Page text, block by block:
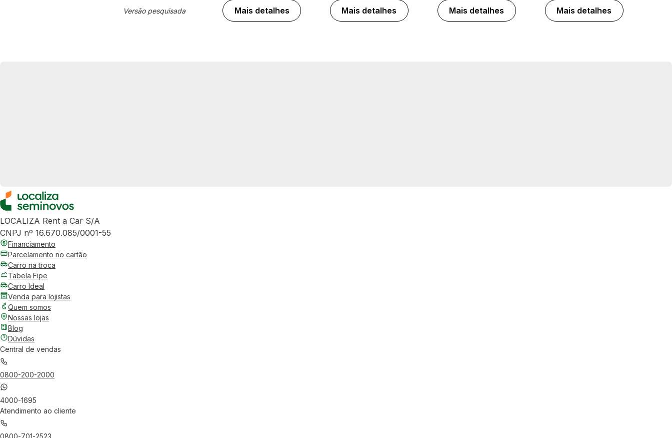
Versão pesquisada Mais detalhes Mais detalhes Mais detalhes Mais detalhes
LOCALIZA Rent a Car S/A
CNPJ nº 16.670.085/0001-55
Financiamento
Parcelamento no cartão
Carro na troca
Tabela Fipe
Carro Ideal
Venda para lojistas
Quem somos
Nossas lojas
Blog
Dúvidas
Central de vendas
0800-200-2000
4000-1695
Atendimento ao cliente
0800-701-2523